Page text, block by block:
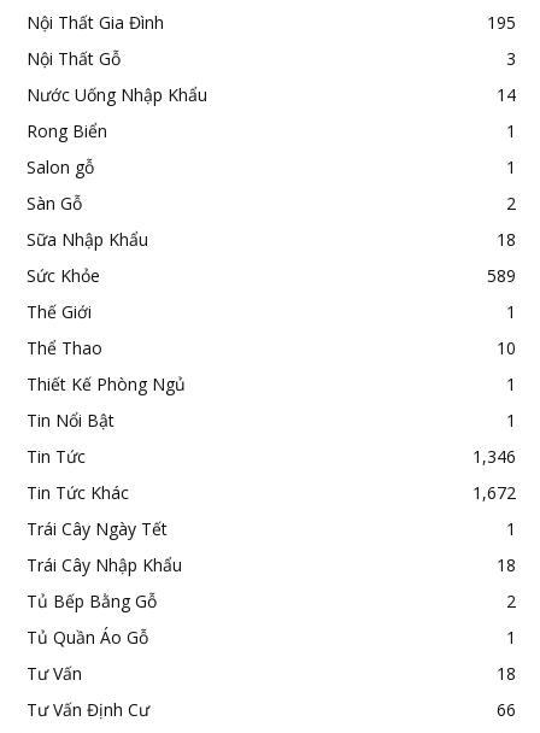
Nội Thất Gia Đình
195
Nội Thất Gỗ
3
Nước Uống Nhập Khẩu
14
Rong Biển
1
Salon gỗ
1
Sàn Gỗ
2
Sữa Nhập Khẩu
18
Sức Khỏe
589
Thế Giới
1
Thể Thao
10
Thiết Kế Phòng Ngủ
1
Tin Nổi Bật
1
Tin Tức
1,346
Tin Tức Khác
1,672
Trái Cây Ngày Tết
1
Trái Cây Nhập Khẩu
18
Tủ Bếp Bằng Gỗ
2
Tủ Quần Áo Gỗ
1
Tư Vấn
18
Tư Vấn Định Cư
66